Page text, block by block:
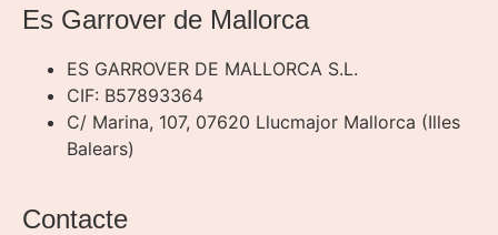
Es Garrover de Mallorca
ES GARROVER DE MALLORCA S.L.
CIF: B57893364
C/ Marina, 107, 07620 Llucmajor Mallorca (Illes
Balears)
Contacte